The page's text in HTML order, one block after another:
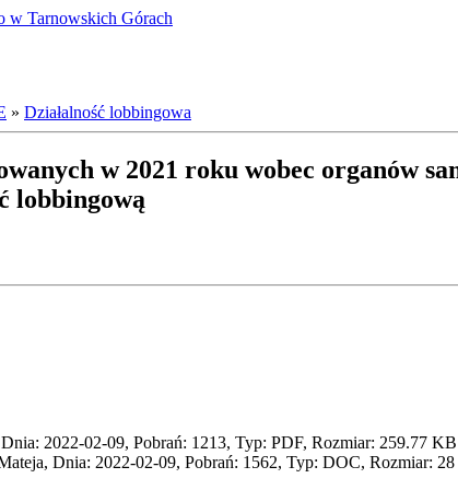
w Tarnowskich Górach
» Działalność lobbingowa
w 2021 roku wobec organów
lobbingową
2022-02-09, Pobrań: 1213, Typ: PDF, Rozmiar: 259.77 KB
Dnia: 2022-02-09, Pobrań: 1562, Typ: DOC, Rozmiar: